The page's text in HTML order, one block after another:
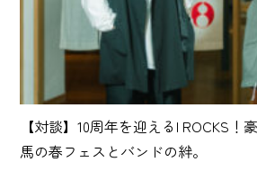
【対談】10周年を迎えるI ROCKS！
馬の春フェスとバンドの絆。